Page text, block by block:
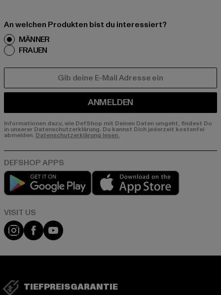
An welchen Produkten bist du interessiert?
MÄNNER
FRAUEN
ANMELDEN
Informationen dazu, wie DefShop mit Deinen Daten umgeht, findest Du
in unserer Datenschutzerklärung. Du kannst Dich jederzeit kostenfei
abmelden. Datenschutzerklärung lesen.
Play market
Visit our Instagram page:
Visit our Facebook page:
Visit our YouTube channel:
TIEFPREISGARANTIE